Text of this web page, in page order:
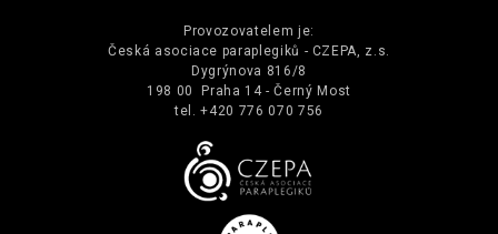
Provozovatelem je:
Česká asociace paraplegiků - CZEPA, z.s.
Dygrýnova 816/8
198 00 Praha 14 - Černý Most
tel. +420 776 070 756